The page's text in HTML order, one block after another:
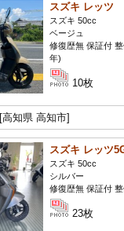
スズキ レッツ
スズキ 50cc
ベージュ
修復歴無 保証付
年)
10枚
[高知県 高知市]
スズキ レッツ
スズキ 50cc
シルバー
修復歴無 保証付
23枚